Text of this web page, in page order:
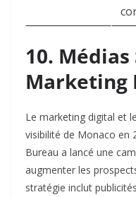
10.
Marketing
Le marketing digital et
visibilité de Monaco en
Bureau a lancé une
augmenter les
stratégie inclut